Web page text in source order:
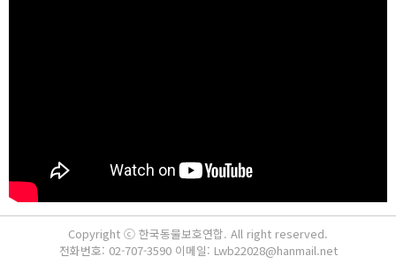
Copyright ⓒ 한국동물보호연합. All right reserved.
전화번호: 02-707-3590 이메일: Lwb22028@hanmail.net